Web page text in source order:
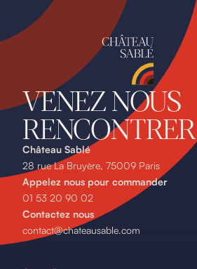
VENEZ NOUS
RENCONTRER
Château Sablé
28 rue La Bruyère, 75009 Paris
Appelez nous pour commander
01 53 20 90 02
Contactez nous
contact@chateausable.com